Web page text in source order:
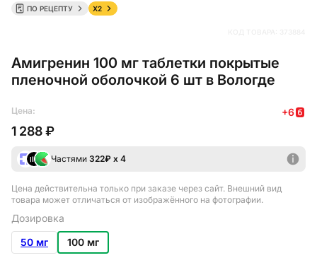
Амигренин 100 мг таблетки покрытые
пленочной оболочкой 6 шт в Вологде
ПО РЕЦЕПТУ X2
Цена: +6
1 288 ₽
Частями 322₽ х 4
Цена действительна только при заказе через сайт. Внешний вид
товара может отличаться от изображённого на фотографии.
Дозировка
50 мг
100 мг